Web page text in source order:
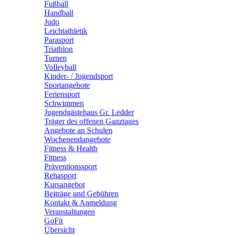
Fußball
Handball
Judo
Leichtathletik
Parasport
Triathlon
Turnen
Volleyball
Kinder- / Jugendsport
Sportangebote
Feriensport
Schwimmen
Jugendgästehaus Gr. Ledder
Träger des offenen Ganztages
Angebote an Schulen
Wochenendangebote
Fitness & Health
Fitness
Präventionssport
Rehasport
Kursangebot
Beiträge und Gebühren
Kontakt & Anmeldung
Veranstaltungen
GoFit
Übersicht